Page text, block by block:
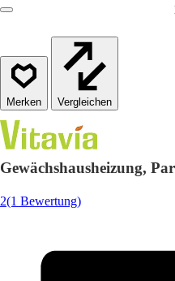
Vergleichen
Gewächshausheizung,
2(1 Bewertung)